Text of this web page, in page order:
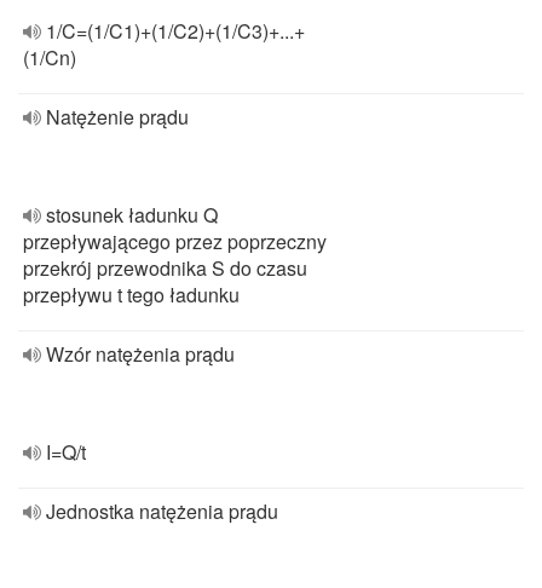
1/C=(1/C1)+(1/C2)+(1/C3)+...+
(1/Cn)
Natężenie prądu
stosunek ładunku Q
przepływającego przez poprzeczny
przekrój przewodnika S do czasu
przepływu t tego ładunku
Wzór natężenia prądu
I=Q/t
Jednostka natężenia prądu